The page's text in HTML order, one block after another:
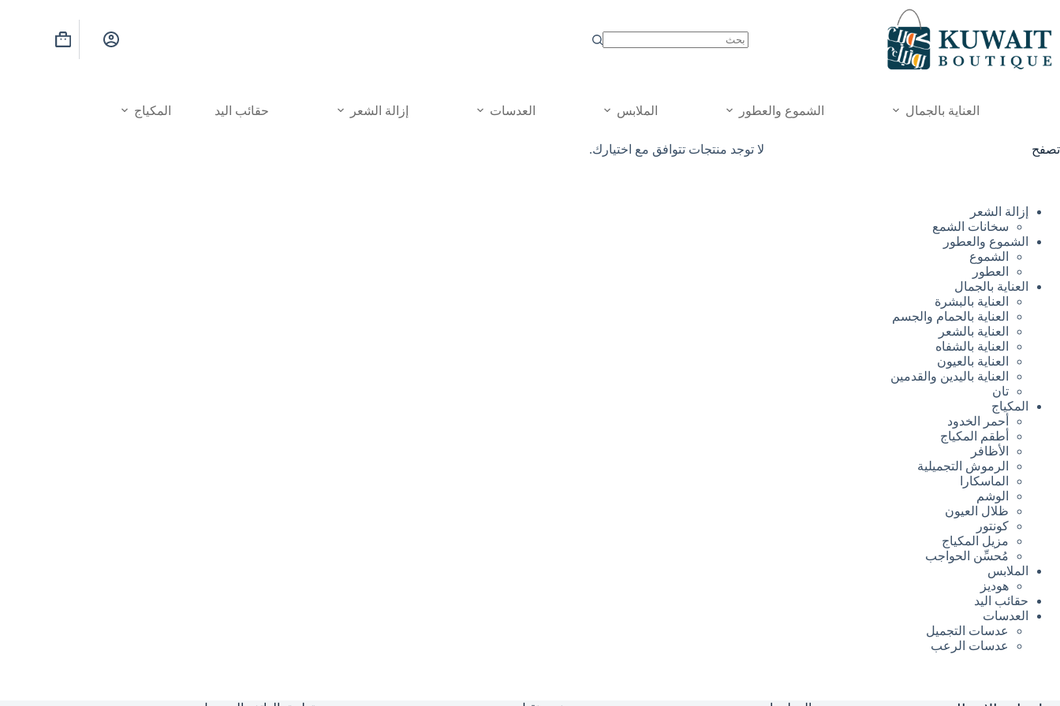
المحتوى
عربة
العناية بالجمال الشموع والعطور الملابس العدسات إزالة الشعر حقائب اليد المكياج
لا توجد منتجات تتوافق مع اختيارك. تصفح
إزالة الشعر
سخانات الشمع
الشموع والعطور
الشموع
العطور
العناية بالجمال
العناية بالبشرة
العناية بالحمام والجسم
العناية بالشعر
العناية بالشفاه
العناية بالعيون
العناية باليدين والقدمين
تان
المكياج
أحمر الخدود
أطقم المكياج
الأظافر
الرموش التجميلية
الماسكارا
الوشم
ظلال العيون
كونتور
مزيل المكياج
مُحسِّن الحواجب
الملابس
هوديز
حقائب اليد
العدسات
عدسات التجميل
عدسات الرعب